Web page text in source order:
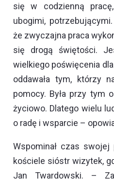
się w codzienną
ubogimi,
że zwyczajna praca
się drogą świętości.
wielkiego poświęcenia
oddawała tym, którzy
pomocy. Była przy tym
życiowo. Dlatego wielu
o radę i wsparcie –
Wspominał czas swojej
kościele sióstr wizytek,
Jan Twardowski. –